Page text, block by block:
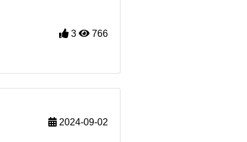
3 766
2024-09-02